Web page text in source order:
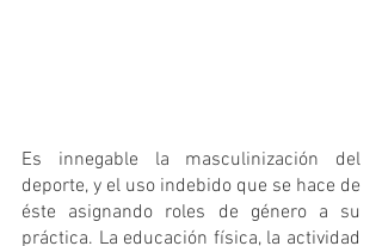
Es innegable la masculinización del
deporte, y el uso indebido que se hace de
éste asignando roles de género a su
práctica. La educación física, la actividad